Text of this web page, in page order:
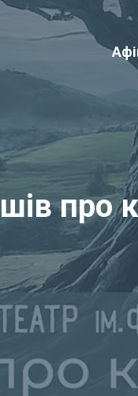
про